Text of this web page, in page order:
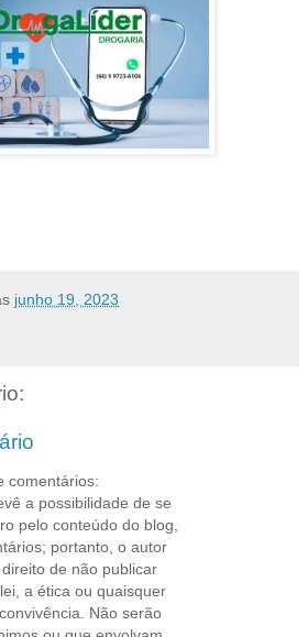
junho 19, 2023
comentários:
a possibilidade de se
pelo conteúdo do blog,
portanto, o autor
de não publicar
a ética ou quaisquer
Não serão